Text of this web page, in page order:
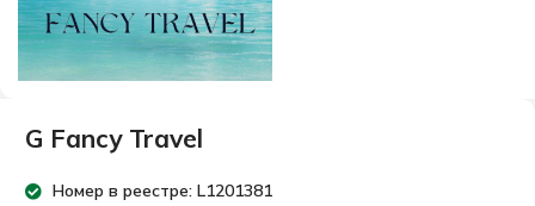
G Fancy Travel
Номер в реестре: L1201381